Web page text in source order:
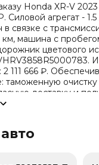
Honda XR-V
Силовой агрегат - 1.5
в связке с
машина с
цветового
111 666 ₽.
таможенную очистку
доставку и